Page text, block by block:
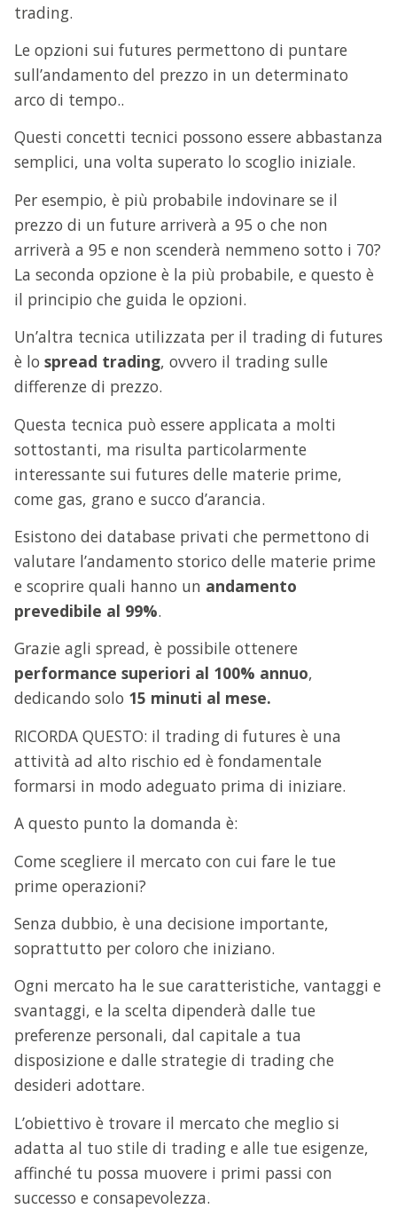
trading.
Le opzioni sui futures permettono di puntare
sull’andamento del prezzo in un determinato
arco di tempo..
Questi concetti tecnici possono essere abbastanza
semplici, una volta superato lo scoglio iniziale.
Per esempio, è più probabile indovinare se il
prezzo di un future arriverà a 95 o che non
arriverà a 95 e non scenderà nemmeno sotto i 70?
La seconda opzione è la più probabile, e questo è
il principio che guida le opzioni.
Un’altra tecnica utilizzata per il trading di futures
è lo spread trading, ovvero il trading sulle
differenze di prezzo.
Questa tecnica può essere applicata a molti
sottostanti, ma risulta particolarmente
interessante sui futures delle materie prime,
come gas, grano e succo d’arancia.
Esistono dei database privati che permettono di
valutare l’andamento storico delle materie prime
e scoprire quali hanno un andamento
prevedibile al 99%.
Grazie agli spread, è possibile ottenere
performance superiori al 100% annuo,
dedicando solo 15 minuti al mese.
RICORDA QUESTO: il trading di futures è una
attività ad alto rischio ed è fondamentale
formarsi in modo adeguato prima di iniziare.
A questo punto la domanda è:
Come scegliere il mercato con cui fare le tue
prime operazioni?
Senza dubbio, è una decisione importante,
soprattutto per coloro che iniziano.
Ogni mercato ha le sue caratteristiche, vantaggi e
svantaggi, e la scelta dipenderà dalle tue
preferenze personali, dal capitale a tua
disposizione e dalle strategie di trading che
desideri adottare.
L’obiettivo è trovare il mercato che meglio si
adatta al tuo stile di trading e alle tue esigenze,
affinché tu possa muovere i primi passi con
successo e consapevolezza.